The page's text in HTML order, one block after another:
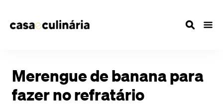
Merengue de banana para
fazer no refratário